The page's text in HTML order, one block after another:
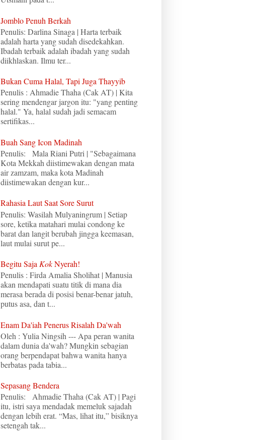
Jomblo Penuh Berkah
Penulis: Darlina Sinaga | Harta terbaik
adalah harta yang sudah disedekahkan.
Ibadah terbaik adalah ibadah yang sudah
diikhlaskan. Ilmu ter...
Bukan Cuma Halal, Tapi Juga Thayyib
Penulis : Ahmadie Thaha (Cak AT) | Kita
sering mendengar jargon itu: "yang penting
halal." Ya, halal sudah jadi semacam
sertifikas...
Buah Sang Icon Madinah
Penulis: Mala Riani Putri | "Sebagaimana
Kota Mekkah diistimewakan dengan mata
air zamzam, maka kota Madinah
diistimewakan dengan kur...
Rahasia Laut Saat Sore Surut
Penulis: Wasilah Mulyaningrum | Setiap
sore, ketika matahari mulai condong ke
barat dan langit berubah jingga keemasan,
laut mulai surut pe...
Begitu Saja KokNyerah!
Penulis : Firda Amalia Sholihat | Manusia
akan mendapati suatu titik di mana dia
merasa berada di posisi benar-benar jatuh,
putus asa, dan t...
Enam Da'iah Penerus Risalah Da'wah
Oleh : Yulia Ningsih --- Apa peran wanita
dalam dunia da'wah? Mungkin sebagian
orang berpendapat bahwa wanita hanya
berbatas pada tabia...
Sepasang Bendera
Penulis: Ahmadie Thaha (Cak AT) | Pagi
itu, istri saya mendadak memeluk sajadah
dengan lebih erat. “Mas, lihat itu,” bisiknya
setengah tak...